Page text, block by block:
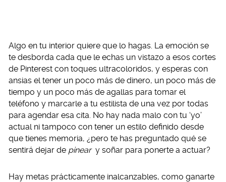
Algo en tu interior quiere que lo hagas. La emoción se
te desborda cada que le echas un vistazo a esos cortes
de Pinterest con toques ultracoloridos, y esperas con
ansias el tener un poco más de dinero, un poco más de
tiempo y un poco más de agallas para tomar el
teléfono y marcarle a tu estilista de una vez por todas
para agendar esa cita. No hay nada malo con tu ‘yo’
actual ni tampoco con tener un estilo definido desde
que tienes memoria, ¿pero te has preguntado qué se
sentirá dejar de pinear y soñar para ponerte a actuar?
Hay metas prácticamente inalcanzables, como ganarte